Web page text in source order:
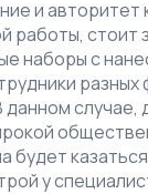
и
работы, стоит
наборы с
случае,
будет
у